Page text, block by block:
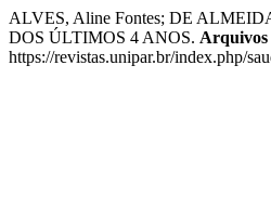
ALVES, Aline Fontes; DE
DOS ÚLTIMOS 4 ANOS. Arquivos
https://revistas.unipar.br/index.php/